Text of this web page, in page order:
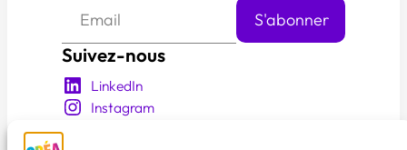
Suivez-nous
LinkedIn
Instagram